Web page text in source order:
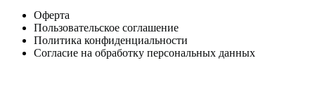
Оферта
Пользовательское соглашение
Политика конфиденциальности
Согласие на обработку персональных данных